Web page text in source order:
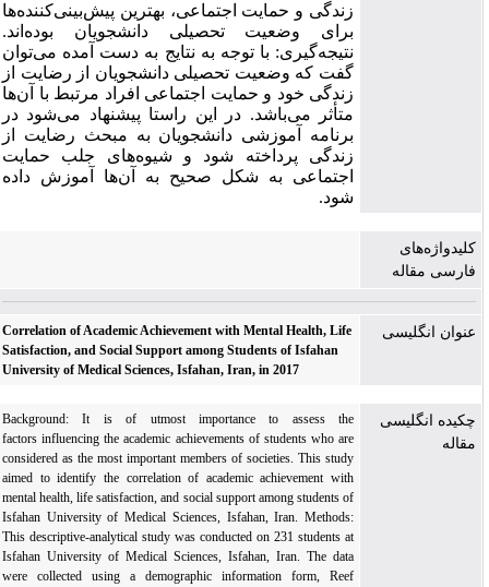
زندگی و حمایت اجتماعی، بهترین پیش‌بینی‌کننده‌ها
برای وضعیت تحصیلی دانشجویان بوده‌اند.
نتیجه‌گیری: با توجه به نتایج به‌ دست آمده می‌توان
گفت که وضعیت تحصیلی دانشجویان از رضایت از
زندگی خود و حمایت اجتماعی افراد مرتبط با آن‌ها
متأثر می‌باشد. در این راستا پیشنهاد می‌شود در
برنامه آموزشی دانشجویان به مبحث رضایت از
زندگی پرداخته شود و شیوه‌های جلب حمایت
اجتماعی به شکل صحیح به آن‌ها آموزش داده
شود.
کلیدواژه‌های
فارسی مقاله
عنوان انگلیسی
Correlation of Academic Achievement with Mental Health, Life
Satisfaction, and Social Support among Students of Isfahan
University of Medical Sciences, Isfahan, Iran, in 2017
چکیده انگلیسی
مقاله
Background: It is of utmost importance to assess the
factors influencing the academic achievements of students who are
considered as the most important members of societies. This study
aimed to identify the correlation of academic achievement with
mental health, life satisfaction, and social support among students of
Isfahan University of Medical Sciences, Isfahan, Iran. Methods:
This descriptive-analytical study was conducted on 231 students at
Isfahan University of Medical Sciences, Isfahan, Iran. The data
were collected using a demographic information form, Reef